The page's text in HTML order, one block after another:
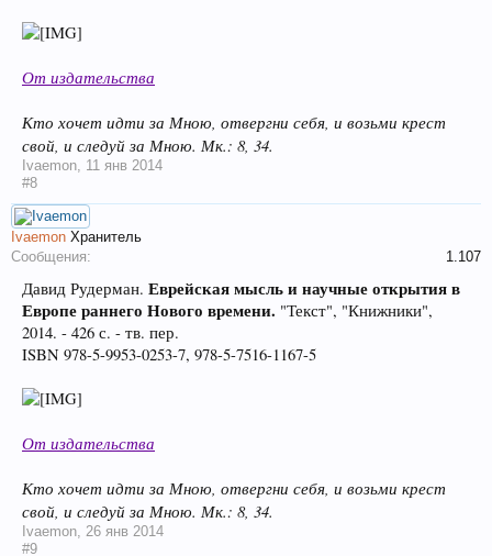
От издательства
Кто хочет идти за Мною, отвергни себя, и возьми крест
свой, и следуй за Мною. Мк.: 8, 34.
Ivaemon, 11 янв 2014
#8
Ivaemon Хранитель
Сообщения:
1.107
Давид Рудерман. Еврейская мысль и научные открытия в
Европе раннего Нового времени. "Текст", "Книжники",
2014. - 426 с. - тв. пер.
ISBN 978-5-9953-0253-7, 978-5-7516-1167-5
От издательства
Кто хочет идти за Мною, отвергни себя, и возьми крест
свой, и следуй за Мною. Мк.: 8, 34.
Ivaemon, 26 янв 2014
#9